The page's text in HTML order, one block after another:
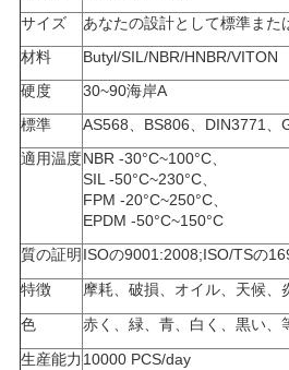
さ
い
ニ
ス
場
サイズ
あなたの設計として標準また
材料
Butyl/SIL/NBR/HNBR/VITON
硬度
30~90海岸A
標準
AS568、BS806、DIN3771、
適用温度NBR -30°C~100°C、
SIL -50°C~230°C、
FPM -20°C~250°C、
EPDM -50°C~150°C
質の証明 ISOの9001:2008;ISO/TSの
特徴
摩耗、破損、オイル、天候、
色
赤く、緑、青、白く、黒い、
生産能力 10000 PCS/day